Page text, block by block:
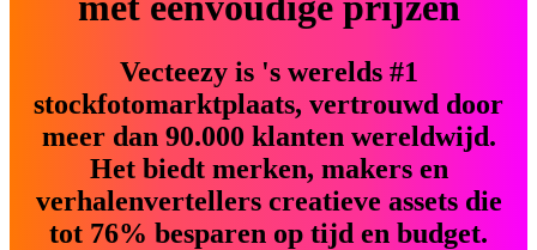
Vecteezy is 's werelds #1
stockfotomarktplaats, vertrouwd door
meer dan 90.000 klanten wereldwijd.
Het biedt merken, makers en
verhalenvertellers creatieve assets die
tot 76% besparen op tijd en budget.